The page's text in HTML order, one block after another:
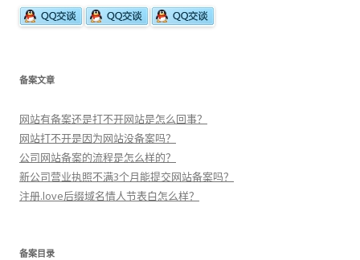
备案文章
网站有备案还是打不开网站是怎么回事？
网站打不开是因为网站没备案吗？
公司网站备案的流程是怎么样的？
新公司营业执照不满3个月能提交网站备案吗？
注册.love后缀域名情人节表白怎么样？
备案目录